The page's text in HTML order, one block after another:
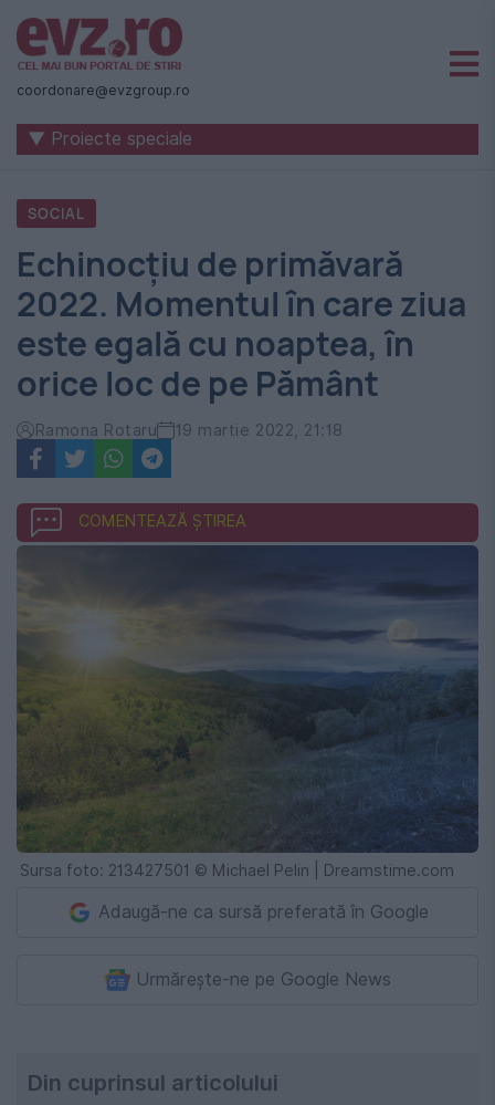
Știri
naționale
internaționale
România
-
Evenimentul
Zilei
coordonare@evzgroup.ro
▼ Proiecte speciale
SOCIAL
Echinocţiu de primăvară
2022. Momentul în care ziua
este egală cu noaptea, în
orice loc de pe Pământ
Ramona Rotaru 19 martie 2022, 21:18
COMENTEAZĂ ȘTIREA
Sursa foto: 213427501 © Michael Pelin | Dreamstime.com
Adaugă-ne ca sursă preferată în Google
Urmărește-ne pe Google News
Din cuprinsul articolului